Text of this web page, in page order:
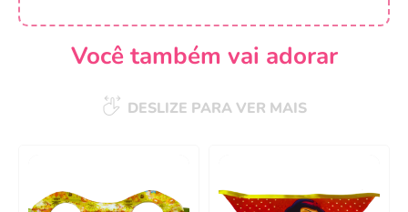
Você também vai adorar
DESLIZE PARA VER MAIS